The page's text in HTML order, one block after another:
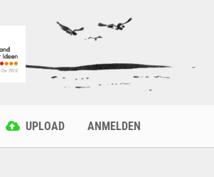
UPLOAD ANMELDEN